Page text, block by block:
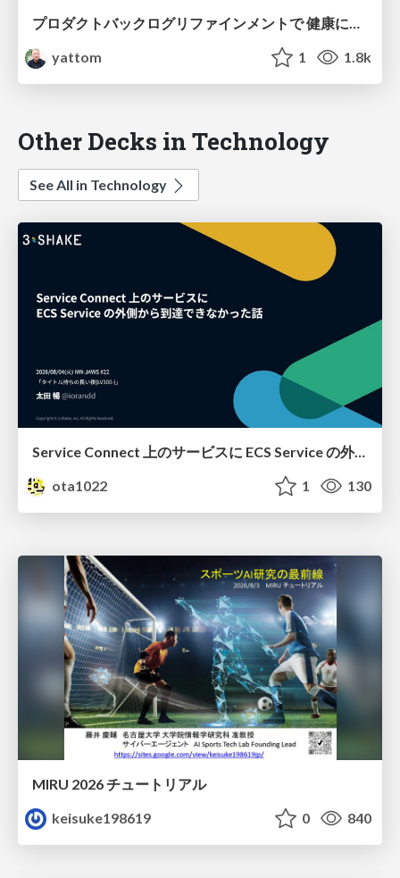
プロダクトバックログリファインメントで 健康にごはんを食べよう
yattom
1 1.8k
Other Decks in Technology
See All in Technology
Service Connect 上のサービスに ECS Service の外側から到達できなかった話
ota1022
1 130
MIRU 2026 チュートリアル
keisuke198619
0 840